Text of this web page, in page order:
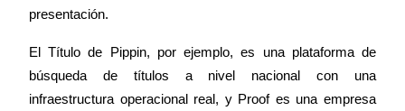
presentación.
El Título de Pippin, por ejemplo, es una plataforma de
búsqueda de títulos a nivel nacional con una
infraestructura operacional real, y Proof es una empresa